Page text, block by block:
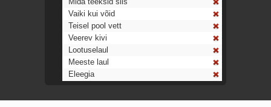
Vaiki kui võid
Teisel pool vett
Veerev kivi
Lootuselaul
Meeste laul
Eleegia
Ahtumine